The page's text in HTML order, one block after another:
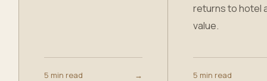
5 min read →
returns to hotel
value.
5 min read